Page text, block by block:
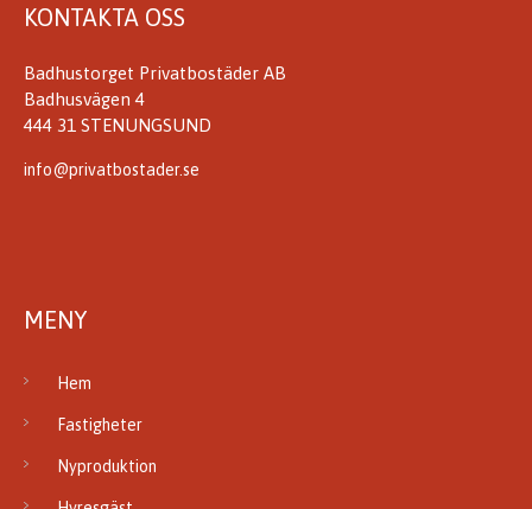
KONTAKTA OSS
Badhustorget Privatbostäder AB
Badhusvägen 4
444 31 STENUNGSUND
info@privatbostader.se
MENY
Hem
Fastigheter
Nyproduktion